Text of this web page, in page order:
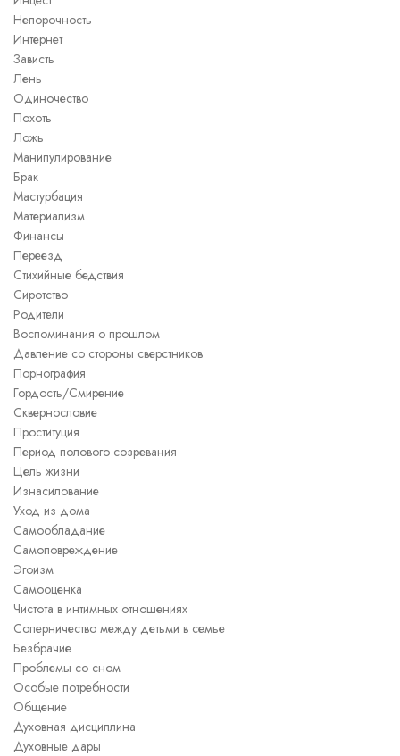
Непорочность
Интернет
Зависть
Лень
Одиночество
Похоть
Ложь
Манипулирование
Брак
Мастурбация
Материализм
Финансы
Переезд
Стихийные бедствия
Сиротство
Родители
Воспоминания о прошлом
Давление со стороны сверстников
Порнография
Гордость/Смирение
Сквернословие
Проституция
Период полового созревания
Цель жизни
Изнасилование
Уход из дома
Самообладание
Самоповреждение
Эгоизм
Самооценка
Чистота в интимных отношениях
Соперничество между детьми в семье
Безбрачие
Проблемы со сном
Особые потребности
Общение
Духовная дисциплина
Духовные дары